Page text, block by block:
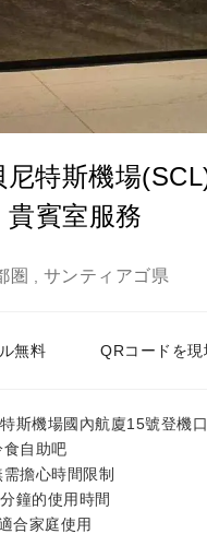
尼特斯機場
賓室服務
圏 サンティアゴ県
無料 QRコードを
斯機場國內航廈15號登機
自助吧
擔心時間限制
鐘的使用時間
合家庭使用